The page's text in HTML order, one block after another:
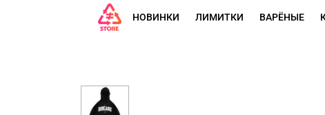
НОВИНКИ ЛИМИТКИ ВАРЁНЫЕ